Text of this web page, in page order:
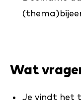
Wat
Je vindt het